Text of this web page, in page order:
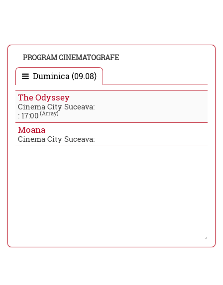
PROGRAM CINEMATOGRAFE
Duminica (09.08)
The Odyssey
Cinema City Suceava:
: 17:00 (Array)
Moana
Cinema City Suceava: